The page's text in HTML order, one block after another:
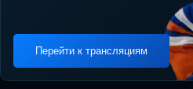
Перейти к трансляциям